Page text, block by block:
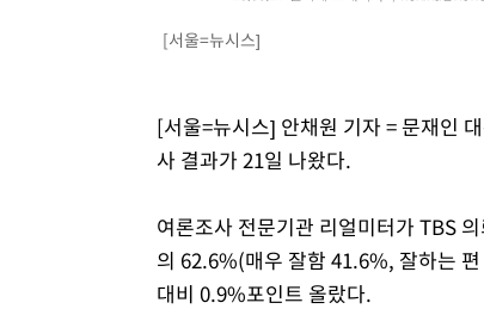
[서울=뉴시스]
[서울=뉴시스] 안채원 기자 = 문재인
사 결과가 21일 나왔다.
여론조사 전문기관 리얼미터가 TBS
의 62.6%(매우 잘함 41.6%, 잘하는
대비 0.9%포인트 올랐다.